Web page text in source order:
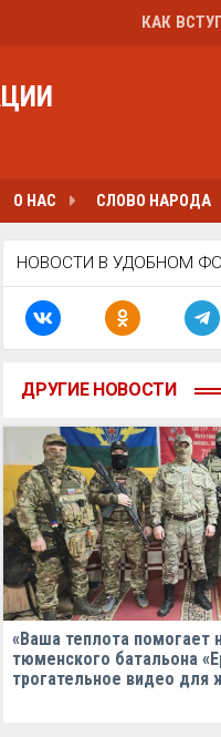
КАК
О НАС СЛОВО НАРОДА
НОВОСТИ В УДОБНОМ
ДРУГИЕ НОВОСТИ
«Ваша теплота помогает
тюменского батальона
трогательное видео для